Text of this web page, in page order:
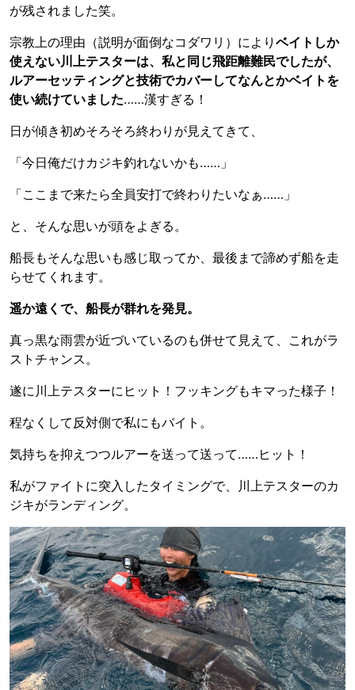
が残されました笑。
宗教上の理由（説明が面倒なコダワリ）により ベイトしか
使えない川上テスターは、私と同じ飛距離難民でしたが、
ルアーセッティングと技術でカバーしてなんとかベイトを
使い続けていました……漢すぎる！
日が傾き初めそろそろ終わりが見えてきて、
「今日俺だけカジキ釣れないかも……」
「ここまで来たら全員安打で終わりたいなぁ……」
と、そんな思いが頭をよぎる。
船長もそんな思いも感じ取ってか、最後まで諦めず船を走
らせてくれます。
遥か遠くで、船長が群れを発見。
真っ黒な雨雲が近づいているのも併せて見えて、これがラ
ストチャンス。
遂に川上テスターにヒット！フッキングもキマった様子！
程なくして反対側で私にもバイト。
気持ちを抑えつつルアーを送って送って……ヒット！
私がファイトに突入したタイミングで、川上テスターのカ
ジキがランディング。